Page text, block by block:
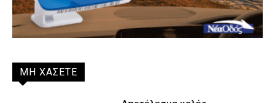
ΜΗ ΧΑΣΕΤΕ